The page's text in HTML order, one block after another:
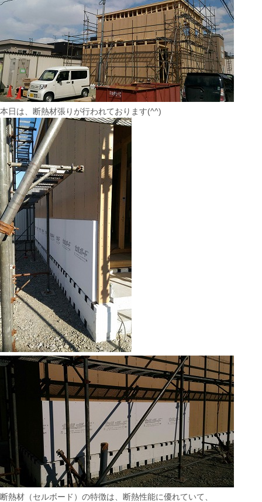
本日は、断熱材張りが行われております(^^)
断熱材（セルボード）の特徴は、断熱性能に優れていて、